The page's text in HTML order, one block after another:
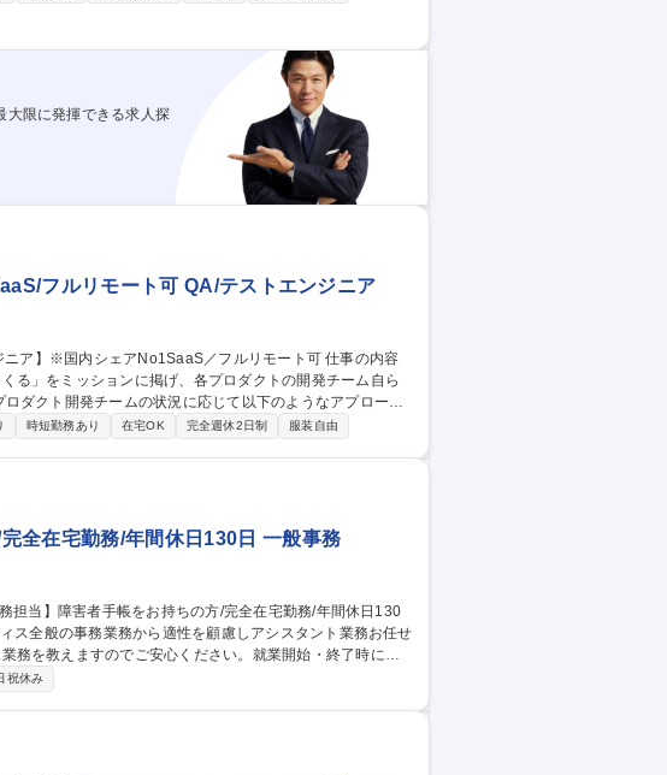
■受診勧奨・調整：未申込者へ理由をヒアリングし、受診
や請求業務はなし） ■データ入力：健診結果の回収と入力、
への連絡案内 募集職種 【予約調整・デー
大限に発揮できる求人探
フルリモート可 QA/テストエンジニア
る」をミッションに掲げ、各プロダクトの開発チーム自ら
発体制を構築 ■開発チームの外から品質保証能力の獲得支援
時短勤務あり 在宅OK 完全週休2日制 服装自由
全在宅勤務/年間休日130日 一般事務
務を教えますのでご安心ください。就業開始・終了時には
日130日
祝休み